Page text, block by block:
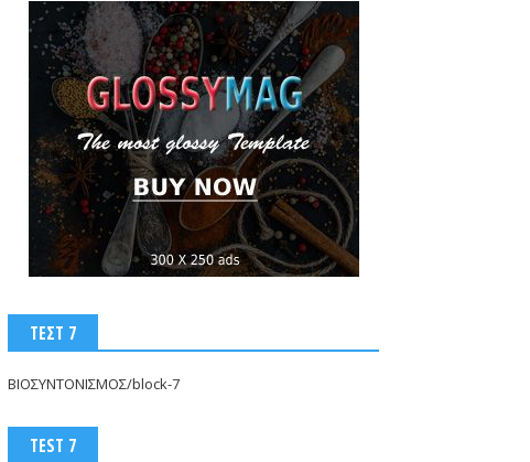
ΤΕΣΤ 7
ΒΙΟΣΥΝΤΟΝΙΣΜΟΣ/block-7
TEST 7